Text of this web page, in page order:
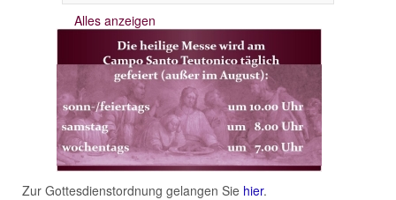
Alles anzeigen
Zur Gottesdienstordnung gelangen Sie hier.